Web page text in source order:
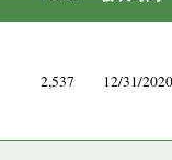
2,537 12/31/